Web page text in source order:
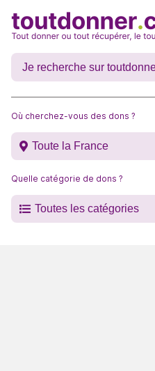
Où cherchez-vous des dons ?
Toute la France
Quelle catégorie de dons ?
Toutes les catégories